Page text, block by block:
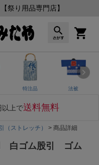
祭り用品専門店】
特注品 法被
上で送料無料
ストレッチ） 商品詳細
白ゴム股引 ゴム